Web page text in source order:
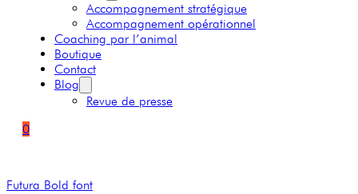
Accompagnement stratégique
Accompagnement opérationnel
Coaching par l’animal
Boutique
Contact
Blog
Revue de presse
0
Futura Bold font